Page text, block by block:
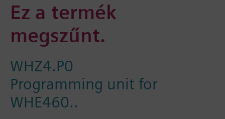
Ez a termék
megszűnt.
WHZ4.P0
Programming unit for
WHE460..